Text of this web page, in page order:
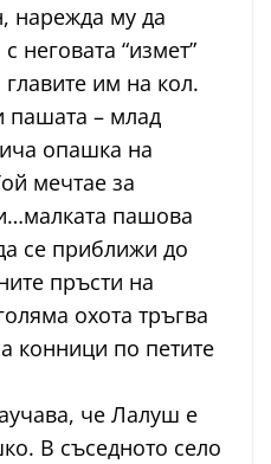
нарежда му да
неговата “измет”
им на кол.
пашата – млад
опашка на
мечтае за
пашова
се приближи до
пръсти на
охота тръгва
конници по петите
че Лалуш е
В съседното село